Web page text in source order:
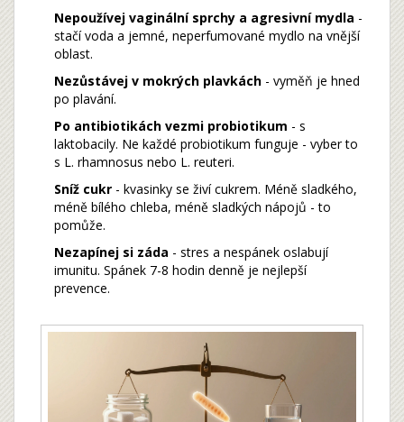
Nepoužívej vaginální sprchy a agresivní mydla -
stačí voda a jemné, neperfumované mydlo na vnější
oblast.
Nezůstávej v mokrých plavkách - vyměň je hned
po plavání.
Po antibiotikách vezmi probiotikum - s
laktobacily. Ne každé probiotikum funguje - vyber to
s L. rhamnosus nebo L. reuteri.
Sníž cukr - kvasinky se živí cukrem. Méně sladkého,
méně bílého chleba, méně sladkých nápojů - to
pomůže.
Nezapínej si záda - stres a nespánek oslabují
imunitu. Spánek 7-8 hodin denně je nejlepší
prevence.